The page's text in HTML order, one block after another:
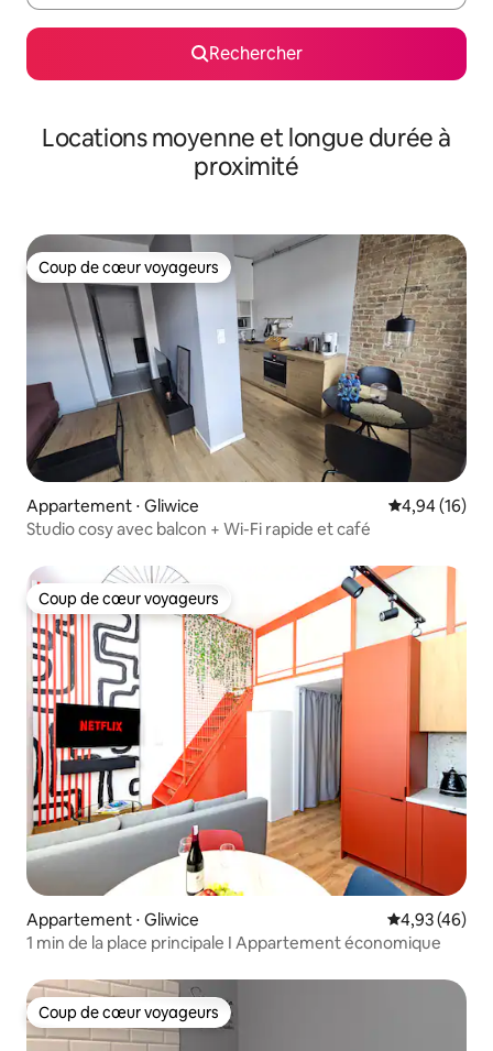
Rechercher
Locations moyenne et longue durée à
proximité
Coup de cœur voyageurs
Coup de cœur voyageurs
Appartement ⋅ Gliwice Évaluation
4,94 (16)
Studio cosy avec balcon + Wi-Fi rapide et café
Coup de cœur voyageurs
Coup de cœur voyageurs
Appartement ⋅ Gliwice Évaluation
4,93 (46)
1 min de la place principale I Appartement économique
Coup de cœur voyageurs
Coup de cœur voyageurs